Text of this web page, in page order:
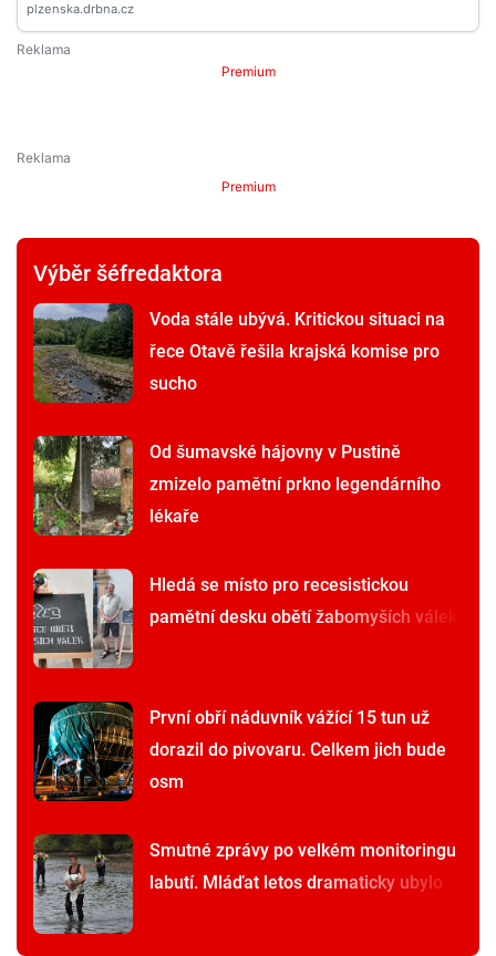
Premium
Premium
Výběr šéfredaktora
Voda stále ubývá. Kritickou situaci na
řece Otavě řešila krajská komise pro
sucho
Od šumavské hájovny v Pustině
zmizelo pamětní prkno legendárního
lékaře
Hledá se místo pro recesistickou
pamětní desku obětí žabomyších válek
První obří náduvník vážící 15 tun už
dorazil do pivovaru. Celkem jich bude
osm
Smutné zprávy po velkém monitoringu
labutí. Mláďat letos dramaticky ubylo